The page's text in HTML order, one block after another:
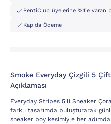
PentiClub üyelerine %4'e varan
Kapıda Ödeme
Smoke Everyday Çizgili 5
Açıklaması
Everyday Stripes 5'li Sneaker
farklı tasarımda buluşturarak
sneaker boy kesimiyle her